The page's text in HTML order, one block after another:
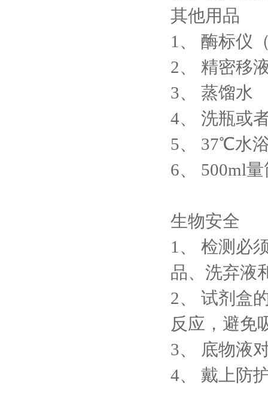
其他用品
1、 酶标仪
2、 精密移
3、 蒸馏水
4、 洗瓶或
5、 37℃水
6、 500ml量
生物安全
1、 检测必
品、洗弃液
2、 试剂盒
反应，避免
3、 底物液
4、 戴上防